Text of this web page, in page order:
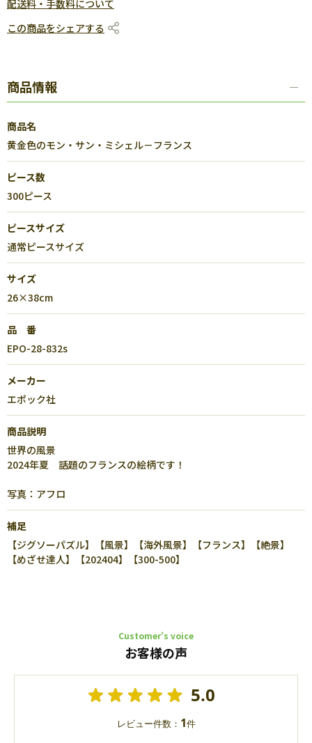
配送料・手数料について
この商品をシェアする
商品情報
商品名
黄金色のモン・サン・ミシェル－フランス
ピース数
300ピース
ピースサイズ
通常ピースサイズ
サイズ
26×38cm
品 番
EPO-28-832s
メーカー
エポック社
商品説明
世界の風景
2024年夏 話題のフランスの絵柄です！
写真：アフロ
補足
【ジグソーパズル】【風景】【海外風景】【フランス】【絶景】
【めざせ達人】【202404】【300-500】
Customer’s voice
お客様の声
5.0
レビュー件数： 1件